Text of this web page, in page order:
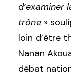
d’examiner
trône »
loin d’être
Nanan
débat